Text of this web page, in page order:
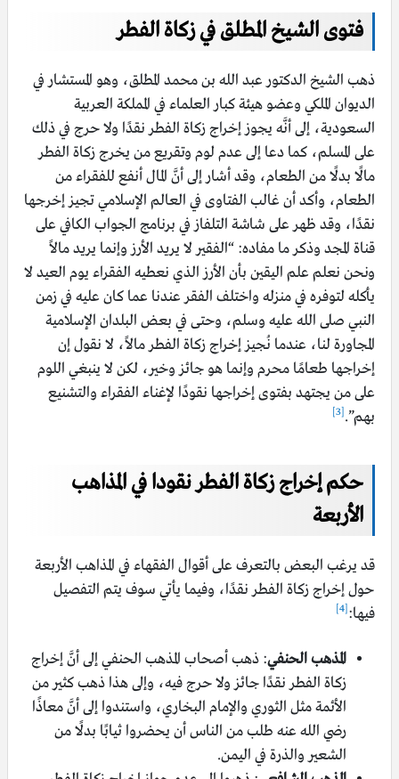
فتوى الشيخ المطلق في زكاة الفطر
ذهب الشيخ الدكتور عبد الله بن محمد المطلق، وهو المستشار في
الديوان الملكي وعضو هيئة كبار العلماء في المملكة العربية
السعودية، إلى أنَّه يجوز إخراج زكاة الفطر نقدًا ولا حرج في ذلك
على المسلم، كما دعا إلى عدم لوم وتقريع من يخرج زكاة الفطر
مالًا بدلًا من الطعام، وقد أشار إلى أنَّ المال أنفع للفقراء من
الطعام، وأكد أن غالب الفتاوى في العالم الإسلامي تجيز إخرجها
نقدًا، وقد ظهر على شاشة التلفاز في برنامج الجواب الكافي على
قناة المجد وذكر ما مفاده: “الفقير لا يريد الأرز وإنما يريد مالاً
ونحن نعلم علم اليقين بأن الأرز الذي نعطيه الفقراء يوم العيد لا
يأكله لتوفره في منزله واختلف الفقر عندنا عما كان عليه في زمن
النبي صلى الله عليه وسلم، وحتى في بعض البلدان الإسلامية
المجاورة لنا، عندما نُجيز إخراج زكاة الفطر مالاً، لا نقول إن
إخراجها طعامًا محرم وإنما هو جائز وخير، لكن لا ينبغي اللوم
على من يجتهد بفتوى إخراجها نقودًا لإغناء الفقراء والتشنيع
بهم”.[3]
حكم إخراج زكاة الفطر نقودا في المذاهب
الأربعة
قد يرغب البعض بالتعرف على أقوال الفقهاء في المذاهب الأربعة
حول إخراج زكاة الفطر نقدًا، وفيما يأتي سوف يتم التفصيل
فيها:[4]
المذهب الحنفي: ذهب أصحاب المذهب الحنفي إلى أنَّ إخراج
زكاة الفطر نقدًا جائز ولا حرج فيه، وإلى هذا ذهب كثير من
الأئمة مثل الثوري والإمام البخاري، واستندوا إلى أنَّ معاذًا
رضي الله عنه طلب من الناس أن يحضروا ثيابًا بدلًا من
الشعير والذرة في اليمن.